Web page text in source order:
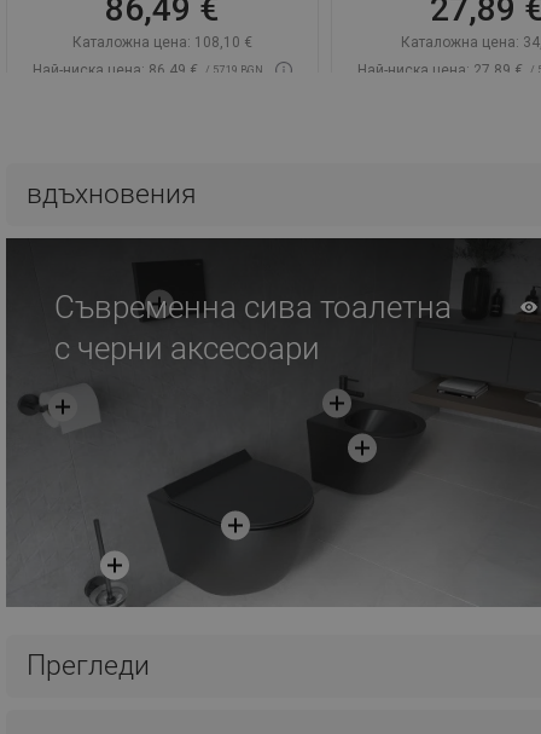
86,49 €
Каталожна цена: 108,10 €
Най-ниска цена: 86,49 €
/ 57,19 BGN
favorite_border
Сравнете
27,89 €
Каталожна цена:
Най-ниска цена: 27,89 €
/
вдъхновения
Съвременна сива тоалетна
с черни аксесоари
Прегледи